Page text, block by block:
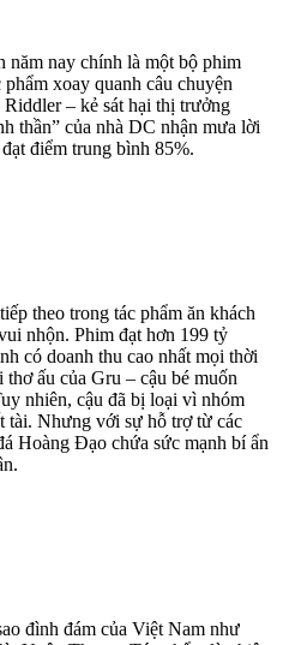
năm nay chính là một bộ phim
xoay quanh câu chuyện
– kẻ sát hại thị trưởng
thần” của nhà DC nhận mưa lời
điểm trung bình 85%.
theo trong tác phẩm ăn khách
nhộn. Phim đạt hơn 199 tỷ
có doanh thu cao nhất mọi thời
ấu của Gru – cậu bé muốn
nhiên, cậu đã bị loại vì nhóm
tài. Nhưng với sự hỗ trợ từ các
Hoàng Đạo chứa sức mạnh bí ẩn
đình đám của Việt Nam như